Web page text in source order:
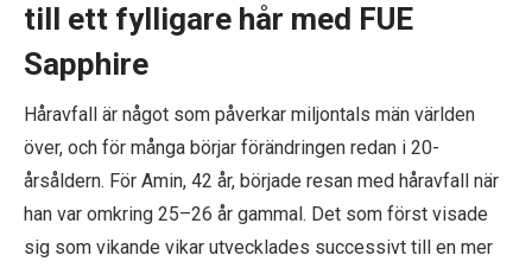
till ett fylligare hår med FUE
Sapphire
Håravfall är något som påverkar miljontals män världen
över, och för många börjar förändringen redan i 20-
årsåldern. För Amin, 42 år, började resan med håravfall när
han var omkring 25–26 år gammal. Det som först visade
sig som vikande vikar utvecklades successivt till en mer